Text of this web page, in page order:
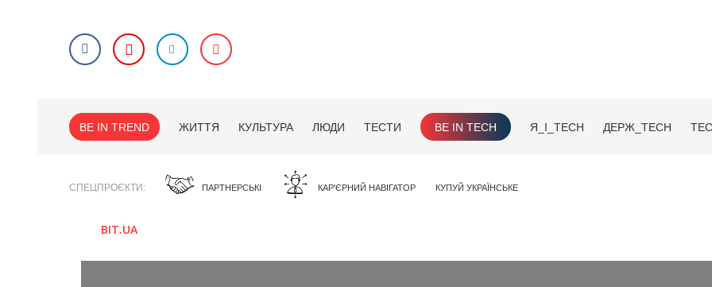
BE IN TREND ЖИТТЯ КУЛЬТУРА ЛЮДИ ТЕСТИ BE IN TECH Я_І_TECH ДЕРЖ_TECH
СПЕЦПРОЄКТИ ПАРТНЕРСЬКІ КАР'ЄРНИЙ НАВІГАТОР КУПУЙ УКРАЇНСЬКЕ
BIT.UA